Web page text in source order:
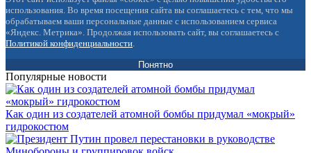
использования. Во время посещения сайта вы соглашаетесь с тем, что мы
обрабатываем ваши персональные данные с использованием сервиса
«Яндекс. Метрика». Продолжая использовать сайт, вы соглашаетесь с
Политикой конфиденциальности.
Понятно
Популярные новости
Как один из создателей атомной бомбы придумал «мокрый»
гидрокостюм